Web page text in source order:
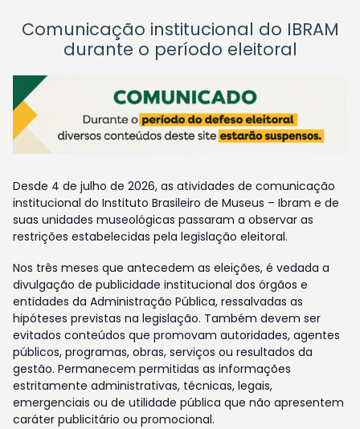
Comunicação institucional do IBRAM
durante o período eleitoral
Desde 4 de julho de 2026, as atividades de comunicação
institucional do Instituto Brasileiro de Museus – Ibram e de
suas unidades museológicas passaram a observar as
restrições estabelecidas pela legislação eleitoral.
Nos três meses que antecedem as eleições, é vedada a
divulgação de publicidade institucional dos órgãos e
entidades da Administração Pública, ressalvadas as
hipóteses previstas na legislação. Também devem ser
evitados conteúdos que promovam autoridades, agentes
públicos, programas, obras, serviços ou resultados da
gestão. Permanecem permitidas as informações
estritamente administrativas, técnicas, legais,
emergenciais ou de utilidade pública que não apresentem
caráter publicitário ou promocional.